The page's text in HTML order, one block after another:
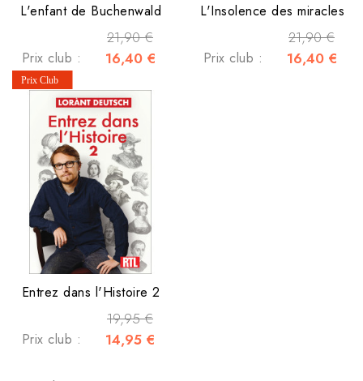
L'enfant de Buchenwald
21,90 €
Prix club : 16,40 €
L'Insolence des miracles
21,90 €
Prix club : 16,40 €
Entrez dans l'Histoire 2
19,95 €
Prix club : 14,95 €